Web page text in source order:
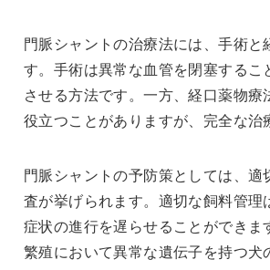
門脈シャントの治療法には、手術
す。手術は異常な血管を閉塞する
させる方法です。一方、経口薬物
役立つことがありますが、完全な治
門脈シャントの予防策としては、
査が挙げられます。適切な飼料管
症状の進行を遅らせることができ
繁殖において異常な遺伝子を持つ